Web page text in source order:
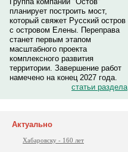
планирует построить мост,
который свяжет Русский остров
с островом Елены. Переправа
станет первым этапом
масштабного проекта
комплексного развития
территории. Завершение работ
намечено на конец 2027 года.
статьи раздела
Актуально
Хабаровску - 160 лет